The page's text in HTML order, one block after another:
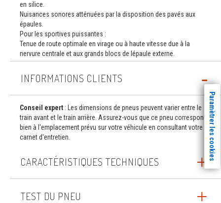
en silice.
Nuisances sonores atténuées par la disposition des pavés aux
épaules.
Pour les sportives puissantes :
Tenue de route optimale en virage ou à haute vitesse due à la
nervure centrale et aux grands blocs de lépaule externe.
INFORMATIONS CLIENTS
Conseil expert : Les dimensions de pneus peuvent varier entre le
train avant et le train arrière. Assurez-vous que ce pneu correspond
bien à l'emplacement prévu sur votre véhicule en consultant votre
carnet d'entretien.
CARACTÉRISTIQUES TECHNIQUES
TEST DU PNEU
Paramètrer les cookies